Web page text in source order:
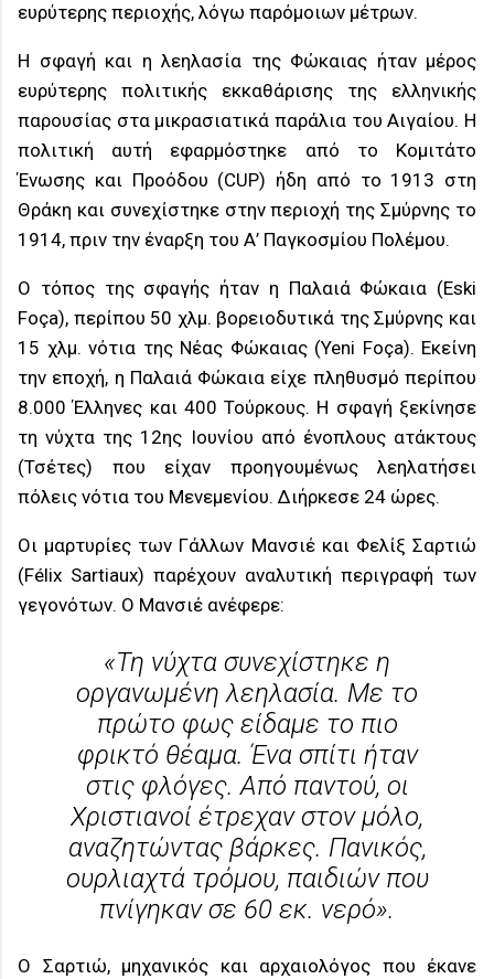
ευρύτερης περιοχής, λόγω παρόμοιων μέτρων.
Η σφαγή και η λεηλασία της Φώκαιας ήταν μέρος
ευρύτερης πολιτικής εκκαθάρισης της ελληνικής
παρουσίας στα μικρασιατικά παράλια του Αιγαίου. Η
πολιτική αυτή εφαρμόστηκε από το Κομιτάτο
Ένωσης και Προόδου (CUP) ήδη από το 1913 στη
Θράκη και συνεχίστηκε στην περιοχή της Σμύρνης το
1914, πριν την έναρξη του Α’ Παγκοσμίου Πολέμου.
Ο τόπος της σφαγής ήταν η Παλαιά Φώκαια (Eski
Foça), περίπου 50 χλμ. βορειοδυτικά της Σμύρνης και
15 χλμ. νότια της Νέας Φώκαιας (Yeni Foça). Εκείνη
την εποχή, η Παλαιά Φώκαια είχε πληθυσμό περίπου
8.000 Έλληνες και 400 Τούρκους. Η σφαγή ξεκίνησε
τη νύχτα της 12ης Ιουνίου από ένοπλους ατάκτους
(Τσέτες) που είχαν προηγουμένως λεηλατήσει
πόλεις νότια του Μενεμενίου. Διήρκεσε 24 ώρες.
Οι μαρτυρίες των Γάλλων Μανσιέ και Φελίξ Σαρτιώ
(Félix Sartiaux) παρέχουν αναλυτική περιγραφή των
γεγονότων. Ο Μανσιέ ανέφερε:
«Τη νύχτα συνεχίστηκε η
οργανωμένη λεηλασία. Με το
πρώτο φως είδαμε το πιο
φρικτό θέαμα. Ένα σπίτι ήταν
στις φλόγες. Από παντού, οι
Χριστιανοί έτρεχαν στον μόλο,
αναζητώντας βάρκες. Πανικός,
ουρλιαχτά τρόμου, παιδιών που
πνίγηκαν σε 60 εκ. νερό».
Ο Σαρτιώ, μηχανικός και αρχαιολόγος που έκανε